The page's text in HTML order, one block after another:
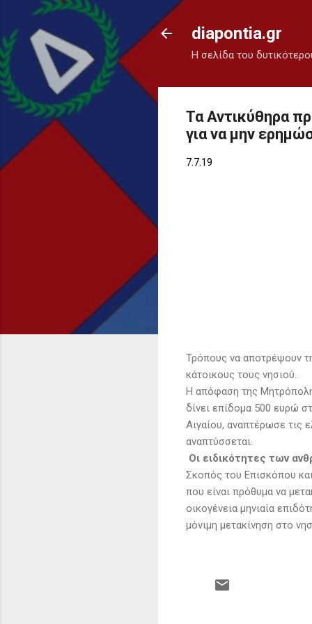
diapontia.gr
Η σελίδα του
Τα Αντικύθηρα
για να μην
7.7.19
Τρόπους να αποτρέψουν
κάτοικους τους νησιού.
Η απόφαση της
δίνει επίδομα 500 ευρώ
Αιγαίου, αναπτέρωσε τις
αναπτύσσεται.
Οι ειδικότητες των
Σκοπός του Επισκόπου
που είναι πρόθυμα να
οικογένεια μηνιαία
μόνιμη μετακίνηση στο